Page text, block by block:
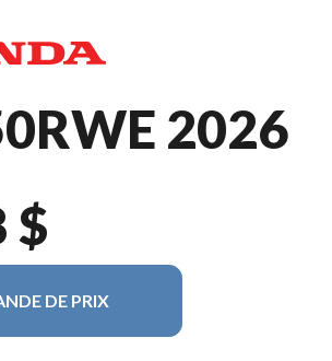
2026
$
DE PRIX